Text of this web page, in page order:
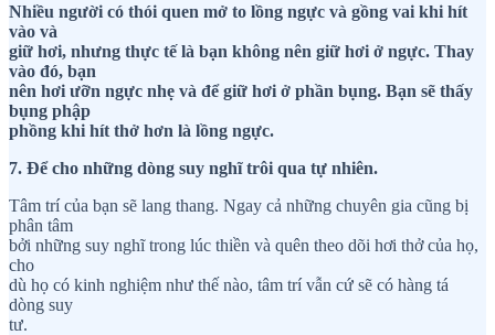
Nhiều người có thói quen mở to lồng ngực và gồng vai khi hít
vào và
giữ hơi, nhưng thực tế là bạn không nên giữ hơi ở ngực. Thay
vào đó, bạn
nên hơi ưỡn ngực nhẹ và để giữ hơi ở phần bụng. Bạn sẽ thấy
bụng phập
phồng khi hít thở hơn là lồng ngực.
7. Để cho những dòng suy nghĩ trôi qua tự nhiên.
Tâm trí của bạn sẽ lang thang. Ngay cả những chuyên gia cũng bị
phân tâm
bởi những suy nghĩ trong lúc thiền và quên theo dõi hơi thở của họ,
cho
dù họ có kinh nghiệm như thế nào, tâm trí vẫn cứ sẽ có hàng tá
dòng suy
tư.